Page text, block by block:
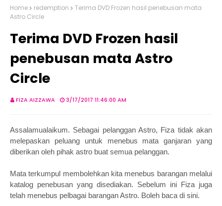
Home redemption
Terima DVD Frozen hasil penebusan mata
Astro Circle
Terima DVD Frozen hasil
penebusan mata Astro
Circle
FIZA AIZZAWA 3/17/2017 11:46:00 AM
Assalamualaikum. Sebagai pelanggan Astro, Fiza tidak akan
melepaskan peluang untuk menebus mata ganjaran yang
diberikan oleh pihak astro buat semua pelanggan.
Mata terkumpul membolehkan kita menebus barangan melalui
katalog penebusan yang disediakan. Sebelum ini Fiza juga
telah menebus pelbagai barangan Astro. Boleh baca di sini.